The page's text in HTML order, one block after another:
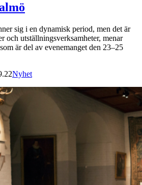
sig i en dynamisk period, men det är
och utställningsverksamheter, menar
är del av evenemanget den 23–25
Nyhet